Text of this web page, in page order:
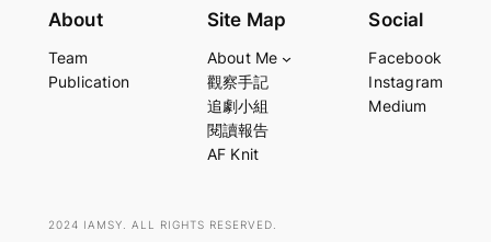
e
r
About
Team
Publication
Site Map
About Me
觀察手記
追劇小組
閱讀報告
AF Knit
Social
Facebook
Instagram
Medium
2024 IAMSY. ALL RIGHTS RESERVED.